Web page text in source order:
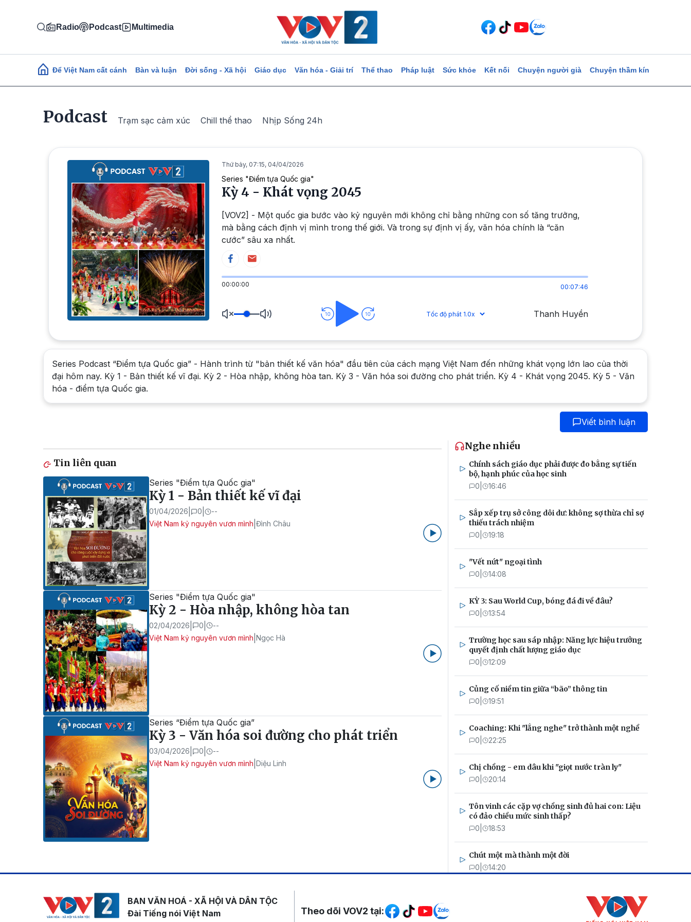
Radio Podcast Multimedia
Main navigation
Để Việt Nam cất cánh Bàn và luận Đời sống - Xã hội Giáo dục Văn hóa - Giải trí Thể thao Pháp luật Sức khỏe Kết nối Chuyện người già Chuyện thầm kín
Podcast Trạm sạc cảm xúc Chill thể thao Nhịp Sống 24h
Thứ bảy, 07:15, 04/04/2026
Series "Điểm tựa Quốc gia"
Kỳ 4 - Khát vọng 2045
[VOV2] - Một quốc gia bước vào kỷ nguyên mới không chỉ bằng những con số tăng trưởng,
mà bằng cách định vị mình trong thế giới. Và trong sự định vị ấy, văn hóa chính là “căn
cước” sâu xa nhất.
00:00:00 00:07:46
Thanh Huyền
Series Podcast “Điểm tựa Quốc gia” - Hành trình từ "bản thiết kế văn hóa" đầu tiên của cách mạng Việt Nam đến những khát vọng lớn lao của thời
đại hôm nay. Kỳ 1 - Bản thiết kế vĩ đại. Kỳ 2 - Hòa nhập, không hòa tan. Kỳ 3 - Văn hóa soi đường cho phát triển. Kỳ 4 - Khát vọng 2045. Kỳ 5 - Văn
hóa - điểm tựa Quốc gia.
Viết bình luận
Tin liên quan
Series "Điểm tựa Quốc gia"
Kỳ 1 - Bản thiết kế vĩ đại
01/04/2026 0
--
Việt Nam kỷ nguyên vươn mình Đình Châu
Series "Điểm tựa Quốc gia"
Kỳ 2 - Hòa nhập, không hòa tan
02/04/2026 0
--
Việt Nam kỷ nguyên vươn mình Ngọc Hà
Series “Điểm tựa Quốc gia”
Kỳ 3 - Văn hóa soi đường cho phát triển
03/04/2026 0
--
Việt Nam kỷ nguyên vươn mình Diệu Linh
Nghe nhiều
Chính sách giáo dục phải được đo bằng sự tiến
bộ, hạnh phúc của học sinh
0 16:46
Sắp xếp trụ sở công dôi dư: không sợ thừa chỉ sợ
thiếu trách nhiệm
0 19:18
"Vết nứt" ngoại tình
0 14:08
KỲ 3: Sau World Cup, bóng đá đi về đâu?
0 13:54
Trường học sau sáp nhập: Năng lực hiệu trưởng
quyết định chất lượng giáo dục
0 12:09
Củng cố niềm tin giữa “bão” thông tin
0 19:51
Coaching: Khi "lắng nghe" trở thành một nghề
0 22:25
Chị chồng - em dâu khi "giọt nước tràn ly"
0 20:14
Tôn vinh các cặp vợ chồng sinh đủ hai con: Liệu
có đảo chiều mức sinh thấp?
0 18:53
Chút một mà thành một đời
0 14:20
BAN VĂN HOÁ - XÃ HỘI VÀ DÂN TỘC
Đài Tiếng nói Việt Nam
Mạng xã hội
Theo dõi VOV2 tại: